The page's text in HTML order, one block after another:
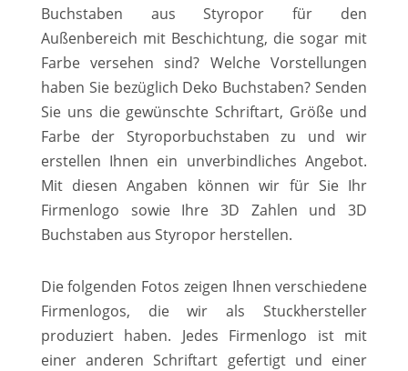
Buchstaben aus Styropor für den
Außenbereich mit Beschichtung, die sogar mit
Farbe versehen sind? Welche Vorstellungen
haben Sie bezüglich Deko Buchstaben? Senden
Sie uns die gewünschte Schriftart, Größe und
Farbe der Styroporbuchstaben zu und wir
erstellen Ihnen ein unverbindliches Angebot.
Mit diesen Angaben können wir für Sie Ihr
Firmenlogo sowie Ihre 3D Zahlen und 3D
Buchstaben aus Styropor herstellen.
Die folgenden Fotos zeigen Ihnen verschiedene
Firmenlogos, die wir als Stuckhersteller
produziert haben. Jedes Firmenlogo ist mit
einer anderen Schriftart gefertigt und einer